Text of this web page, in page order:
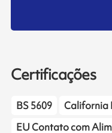
Certificações
BS 5609
California
EU Contato com